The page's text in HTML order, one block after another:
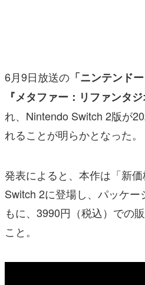
女性向け
アプリレビュー
その他
運営：株式会社マレ
6月9日放送の 「ニンテンド
『メタファー：リファンタジ
れ、Nintendo Switch 2版が
れることが明らかとなった。
発表によると、本作は「新
Switch 2に登場し、パッケー
もに、3990円（税込）での
こと。